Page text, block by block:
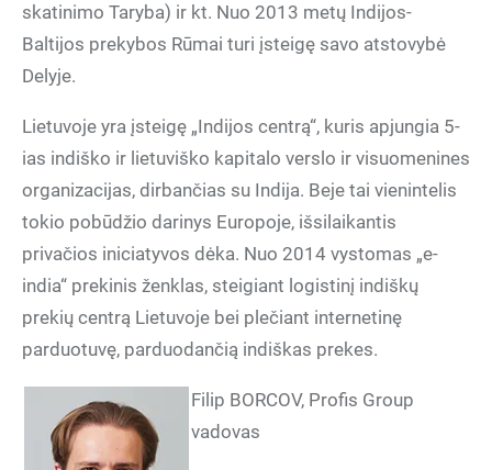
skatinimo Taryba) ir kt. Nuo 2013 metų Indijos-
Baltijos prekybos Rūmai turi įsteigę savo atstovybė
Delyje.
Lietuvoje yra įsteigę „Indijos centrą“, kuris apjungia 5-
ias indiško ir lietuviško kapitalo verslo ir visuomenines
organizacijas, dirbančias su Indija. Beje tai vienintelis
tokio pobūdžio darinys Europoje, išsilaikantis
privačios iniciatyvos dėka. Nuo 2014 vystomas „e-
india“ prekinis ženklas, steigiant logistinį indiškų
prekių centrą Lietuvoje bei plečiant internetinę
parduotuvę, parduodančią indiškas prekes.
Filip BORCOV, Profis Group
vadovas